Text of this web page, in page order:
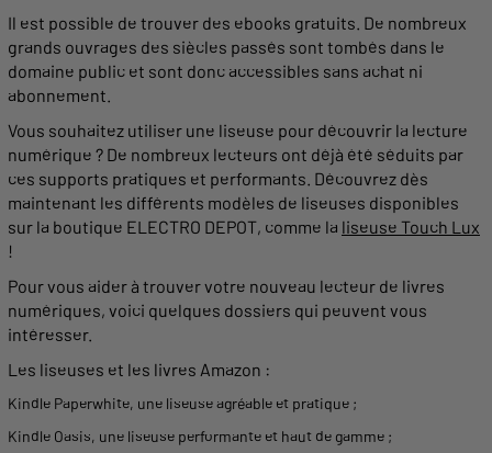
Il est possible de trouver des ebooks gratuits. De nombreux
grands ouvrages des siècles passés sont tombés dans le
domaine public et sont donc accessibles sans achat ni
abonnement.
Vous souhaitez utiliser une liseuse pour découvrir la lecture
numérique ? De nombreux lecteurs ont déjà été séduits par
ces supports pratiques et performants. Découvrez dès
maintenant les différents modèles de liseuses disponibles
sur la boutique ELECTRO DEPOT, comme la liseuse Touch Lux
!
Pour vous aider à trouver votre nouveau lecteur de livres
numériques, voici quelques dossiers qui peuvent vous
intéresser.
Les liseuses et les livres Amazon :
Kindle Paperwhite, une liseuseagréable et pratique ;
Kindle Oasis, une liseuse performante et haut de gamme ;